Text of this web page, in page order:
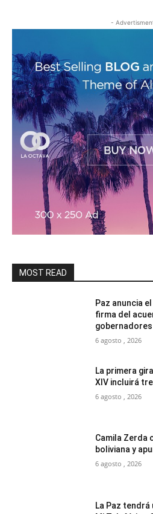
-
MOST READ
Paz anuncia
firma del
gobernadores
6 agosto , 2026
La primera
XIV incluirá
6 agosto , 2026
Camila Zerda
boliviana y
6 agosto , 2026
La Paz tendrá